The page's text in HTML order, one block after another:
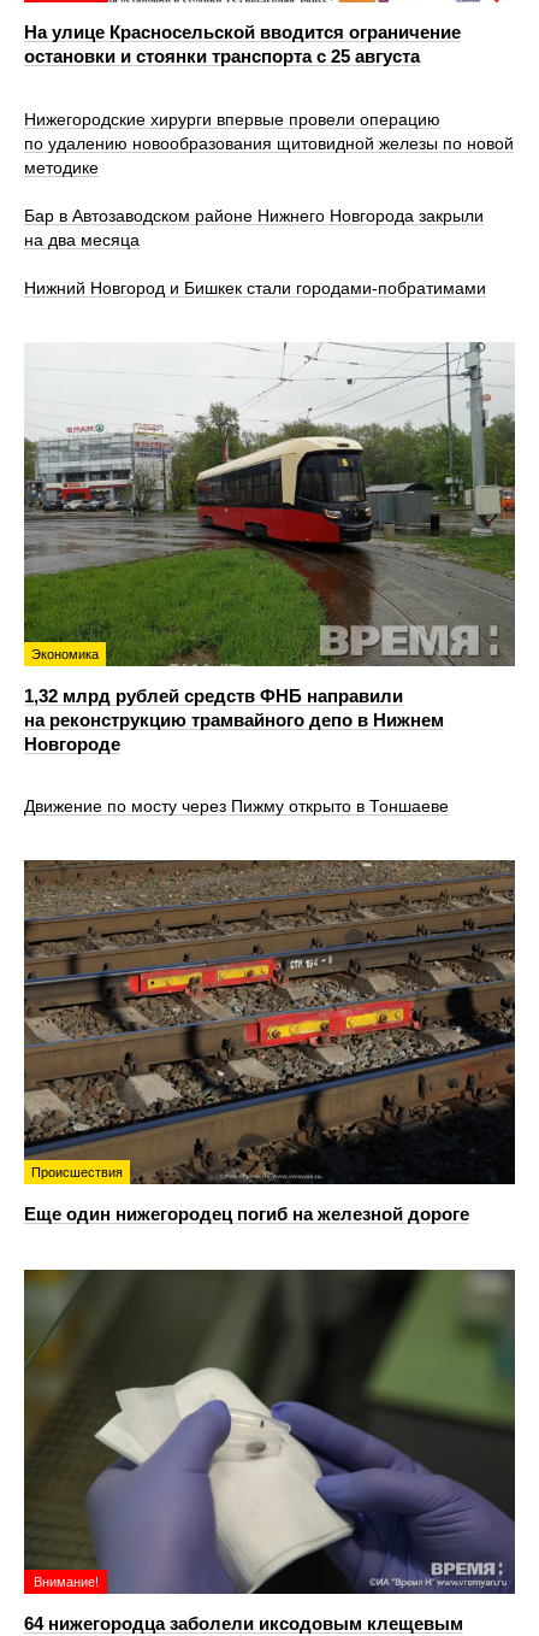
На улице Красносельской вводится ограничение
остановки и стоянки транспорта с 25 августа
Нижегородские хирурги впервые провели операцию
по удалению новообразования щитовидной железы по новой
методике
Бар в Автозаводском районе Нижнего Новгорода закрыли
на два месяца
Нижний Новгород и Бишкек стали городами-побратимами
Экономика
1,32 млрд рублей средств ФНБ направили
на реконструкцию трамвайного депо в Нижнем
Новгороде
Движение по мосту через Пижму открыто в Тоншаеве
Происшествия
Еще один нижегородец погиб на железной дороге
Внимание!
64 нижегородца заболели иксодовым клещевым